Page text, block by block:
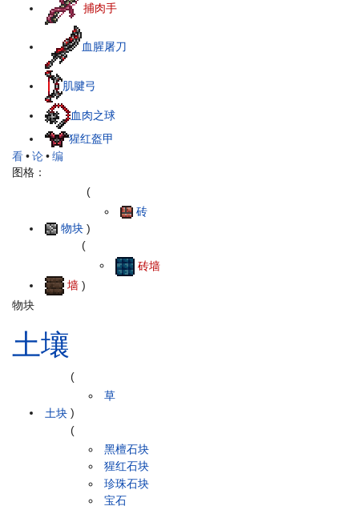
捕肉手
血腥屠刀
肌腱弓
血肉之球
猩红盔甲
看•论•编
图格：
物块
(
砖
)
墙
(
砖墙
)
物块
土壤
土块
(
草
)
(
黑檀石块
猩红石块
珍珠石块
宝石